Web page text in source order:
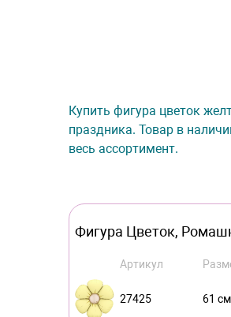
Купить фигура цветок
праздника. Товар в
весь ассортимент.
Фигура Цветок,
Артикул
27425 61 см